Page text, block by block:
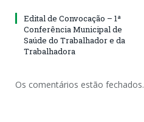
Edital de Convocação – 1ª
Conferência Municipal de
Saúde do Trabalhador e da
Trabalhadora
Os comentários estão fechados.